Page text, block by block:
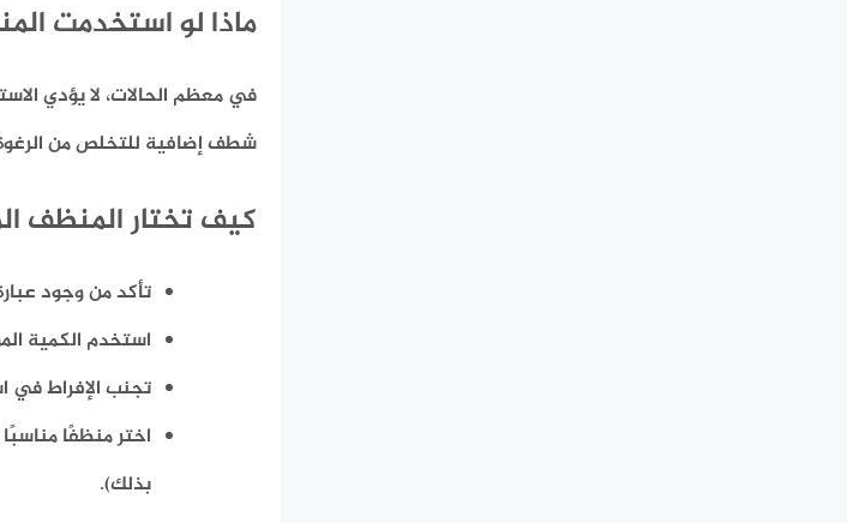
ماذا لو استخدمت
في معظم الحالات، لا يؤدي
شطف إضافية للتخلص من
كيف تختار المنظف
تأكد من وجود
استخدم الكمية
تجنب الإفراط في
اختر منظفًا
بذلك).